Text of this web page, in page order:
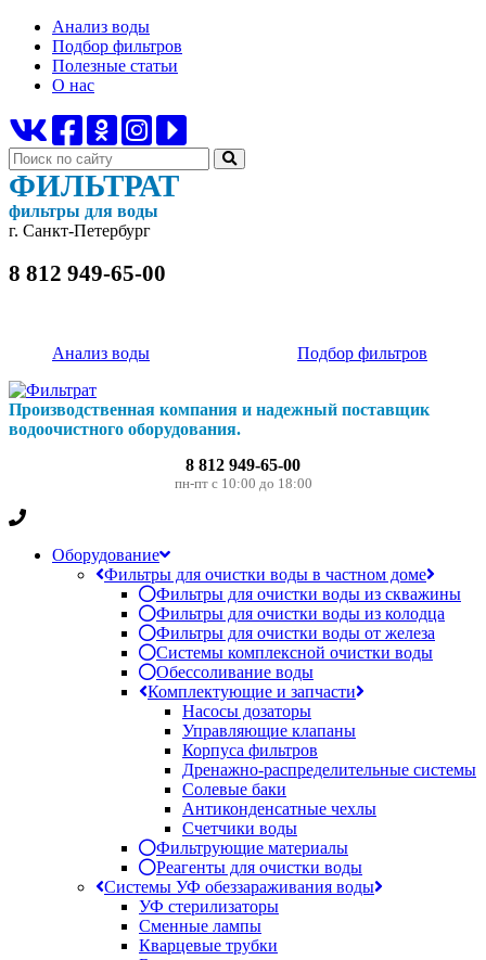
Анализ воды
Подбор фильтров
Полезные статьи
О нас
ФИЛЬТРАТ
фильтры для воды
г. Санкт-Петербург
8 812 949-65-00
Анализ воды Подбор фильтров
Производственная компания и надежный поставщик
водоочистного оборудования.
8 812 949-65-00
пн-пт с 10:00 до 18:00
Оборудование
Фильтры для очистки воды в частном доме
Фильтры для очистки воды из скважины
Фильтры для очистки воды из колодца
Фильтры для очистки воды от железа
Системы комплексной очистки воды
Обессоливание воды
Комплектующие и запчасти
Насосы дозаторы
Управляющие клапаны
Корпуса фильтров
Дренажно-распределительные системы
Солевые баки
Антиконденсатные чехлы
Счетчики воды
Фильтрующие материалы
Реагенты для очистки воды
Системы УФ обеззараживания воды
УФ стерилизаторы
Сменные лампы
Кварцевые трубки